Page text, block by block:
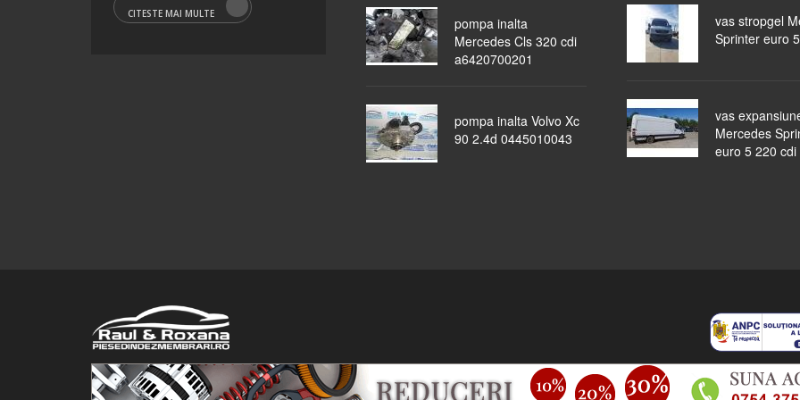
CITESTE MAI MULTE
pompa inalta
Mercedes Cls 320 cdi
a6420700201
pompa inalta Volvo Xc
90 2.4d 0445010043
vas stropgel
Sprinter euro
vas
Mercedes
euro 5 220 cdi
© 2016 Raul&Roxana SRL. Toate drepturile rezervate. piese auto masini dezmembrate ocazii lichidari